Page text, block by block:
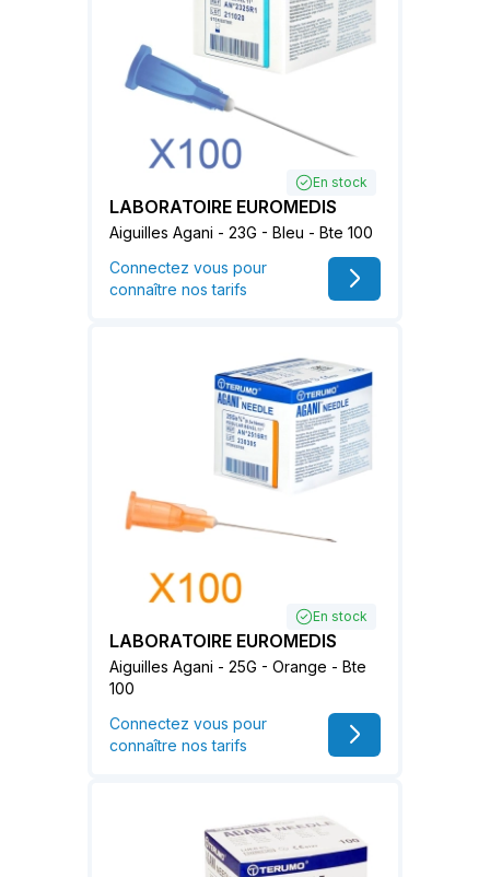
En stock
LABORATOIRE EUROMEDIS
Aiguilles Agani - 23G - Bleu - Bte 100
Connectez vous pour
connaître nos tarifs
En stock
LABORATOIRE EUROMEDIS
Aiguilles Agani - 25G - Orange - Bte
100
Connectez vous pour
connaître nos tarifs